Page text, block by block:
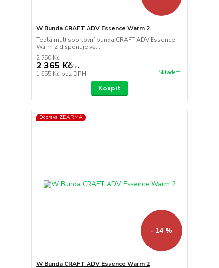
W Bunda CRAFT ADV Essence Warm 2
Teplá multisportovní bunda CRAFT ADV Essence
Warm 2 disponuje vě...
2 750 Kč
2 365 Kč/ks
1 955 Kč bez DPH Skladem
Koupit
Doprava ZDARMA
- 14 %
W Bunda CRAFT ADV Essence Warm 2